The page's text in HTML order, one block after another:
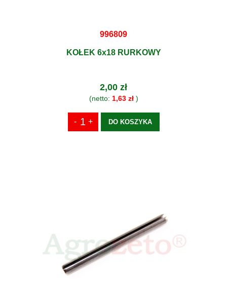
996809
KOŁEK 6x18 RURKOWY
2,00 zł
(netto: 1,63 zł)
DO KOSZYKA